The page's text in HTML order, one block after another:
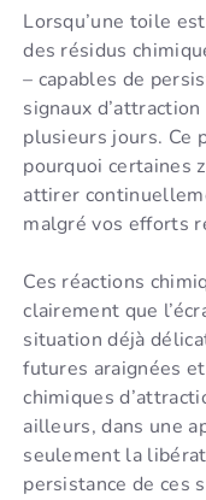
Lorsqu’une toile
des résidus
– capables de
signaux
plusieurs jours. Ce
pourquoi certaines
attirer
malgré vos efforts
Ces réactions
clairement que
situation déjà
futures araignées
chimiques
ailleurs, dans une
seulement la
persistance de ces